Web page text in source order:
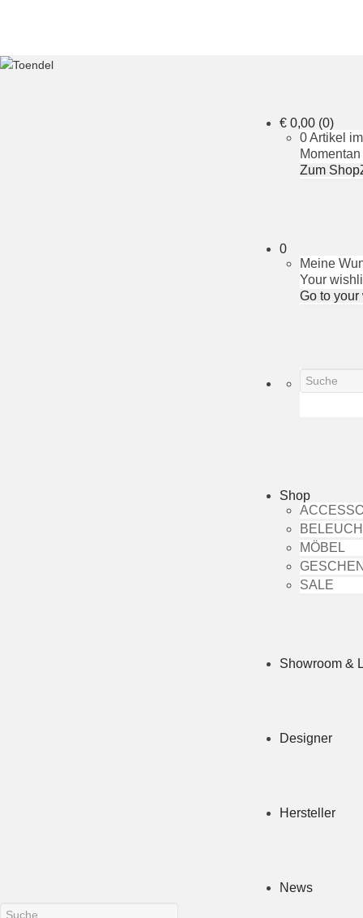
€ 0,00 (0)
0 Artikel
Zum Shop
0
Meine
Your
Go to
Shop
MÖBEL
SALE
Showroom &
Designer
Hersteller
News